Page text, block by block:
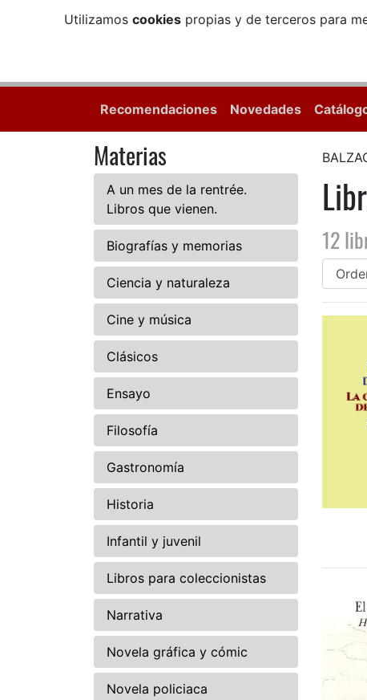
Utilizamos cookiespropias y de terceros para
Recomendaciones Novedades
Materias
A un mes de la rentrée.
Libros que vienen.
Biografías y memorias
Ciencia y naturaleza
Cine y música
Clásicos
Ensayo
Filosofía
Gastronomía
Historia
Infantil y juvenil
Libros para coleccionistas
Narrativa
Novela gráfica y cómic
Novela policiaca
12